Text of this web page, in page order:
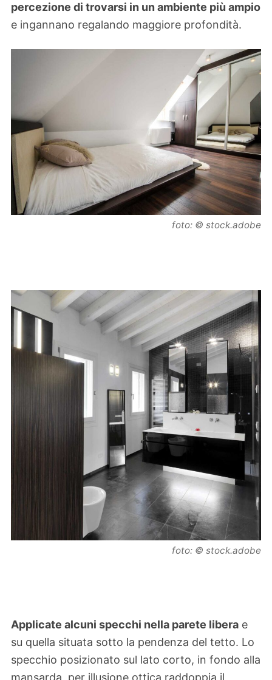
percezione di trovarsi in un ambiente più ampio
e ingannano regalando maggiore profondità.
foto: © stock.adobe
foto: © stock.adobe
Applicate alcuni specchi nella parete libera e
su quella situata sotto la pendenza del tetto. Lo
specchio posizionato sul lato corto, in fondo alla
mansarda, per illusione ottica raddoppia il